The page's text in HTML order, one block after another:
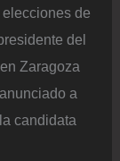
de
del
Zaragoza
a
candidata